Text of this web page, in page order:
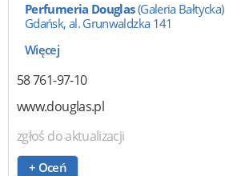
Perfumeria Douglas(Galeria Bałtycka)
Gdańsk, al. Grunwaldzka 141
Więcej
58 761-97-10
www.douglas.pl
zgłoś do aktualizacji
+ Oceń